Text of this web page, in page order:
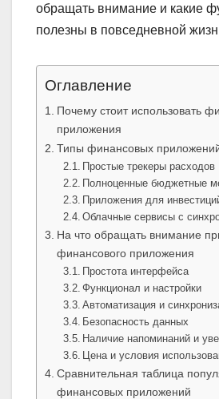
обращать внимание и какие
полезны в повседневной
Оглавление
Почему стоит использовать
приложения
Типы финансовых
Простые трекеры расходов
Полноценные бюджетные
Приложения для
Облачные сервисы с
На что обращать внимание
финансового приложения
Простота интерфейса
Функционал и настройки
Автоматизация и
Безопасность данных
Наличие напоминаний и
Цена и условия
Сравнительная таблица
финансовых приложений